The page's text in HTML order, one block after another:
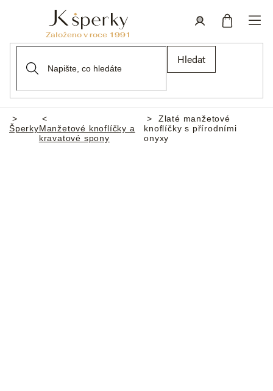
Hledat
Domů
ŠperkyManžetové knoflíčky a
kravatové spony
Zlaté manžetové
knoflíčky s přírodními
onyxy